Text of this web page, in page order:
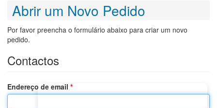
Abrir um Novo Pedido
Por favor preencha o formulário abaixo para criar um novo
pedido.
Contactos
Endereço de email *